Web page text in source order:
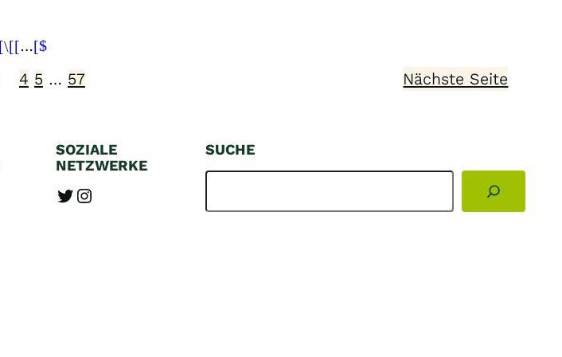
…
4 5 … 57 Nächste Seite
SOZIALE
NETZWERKE
Twitter Instagram
SUCHE
u